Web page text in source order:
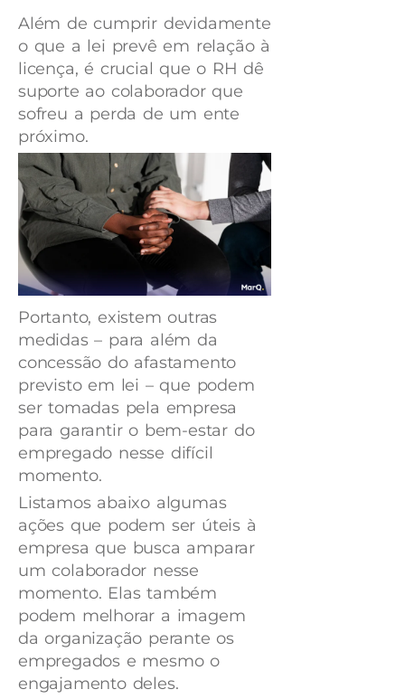
Além de cumprir devidamente
o que a lei prevê em relação à
licença, é crucial que o RH dê
suporte ao colaborador que
sofreu a perda de um ente
próximo.
Portanto, existem outras
medidas – para além da
concessão do afastamento
previsto em lei – que podem
ser tomadas pela empresa
para garantir o bem-estar do
empregado nesse difícil
momento.
Listamos abaixo algumas
ações que podem ser úteis à
empresa que busca amparar
um colaborador nesse
momento. Elas também
podem melhorar a imagem
da organização perante os
empregados e mesmo o
engajamento deles.